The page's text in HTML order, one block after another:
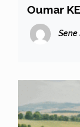
Oumar
médaille